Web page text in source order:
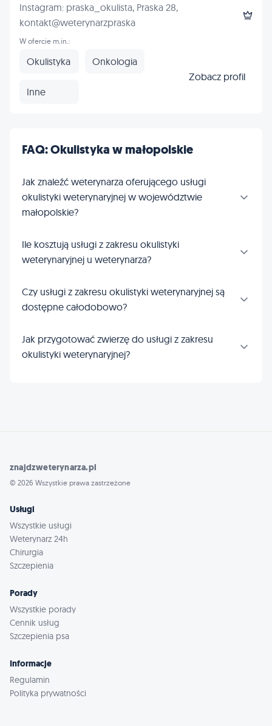
Instagram: praska_okulista, Praska 28,
kontakt@weterynarzpraska
W ofercie m.in.:
Okulistyka Onkologia
Inne
Zobacz profil
FAQ: Okulistyka w małopolskie
Jak znaleźć weterynarza oferującego usługi
okulistyki weterynaryjnej w województwie
małopolskie?
Ile kosztują usługi z zakresu okulistyki
weterynaryjnej u weterynarza?
Czy usługi z zakresu okulistyki weterynaryjnej są
dostępne całodobowo?
Jak przygotować zwierzę do usługi z zakresu
okulistyki weterynaryjnej?
znajdzweterynarza.pl
© 2026 Wszystkie prawa zastrzeżone
Usługi
Wszystkie usługi
Weterynarz 24h
Chirurgia
Szczepienia
Porady
Wszystkie porady
Cennik usług
Szczepienia psa
Informacje
Regulamin
Polityka prywatności